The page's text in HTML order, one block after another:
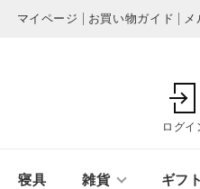
マイページ お買い物ガイド
ログイ
寝具 雑貨 ギフト